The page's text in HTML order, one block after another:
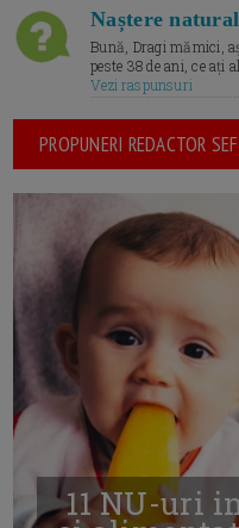
Naștere
Bună, Dragi mămici,
peste 38 de ani, ce ați
Vezi raspunsuri
PROPUNERI REDACTOR SEF
11 NU-uri